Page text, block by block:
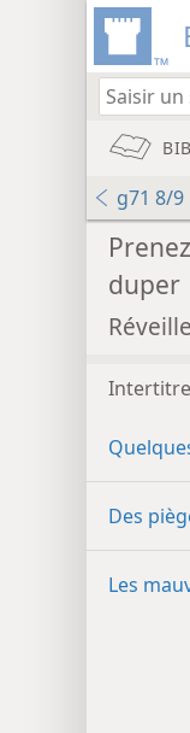
g71 8/9
duper
Des
Les